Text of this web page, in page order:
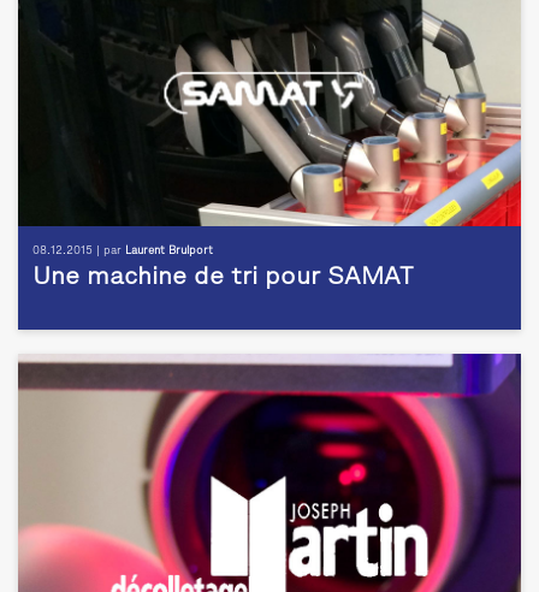
08.12.2015 | par Laurent Brulport
Une machine de tri pour SAMAT